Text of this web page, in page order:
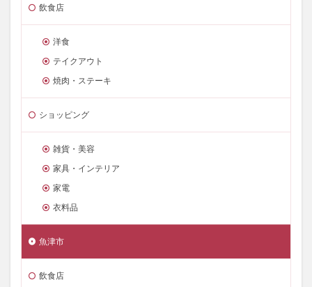
飲食店
洋食
テイクアウト
焼肉・ステーキ
ショッピング
雑貨・美容
家具・インテリア
家電
衣料品
魚津市
飲食店